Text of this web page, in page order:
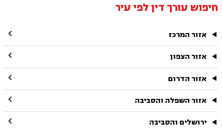
חיפוש עורך דין לפי עיר
אזור המרכז 
אזור הצפון 
אזור הדרום 
אזור השפלה והסביבה 
ירושלים והסביבה 